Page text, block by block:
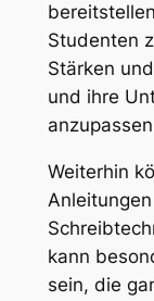
Studenten
Stärken
und ihre
Weiterhin
kann
sein, die